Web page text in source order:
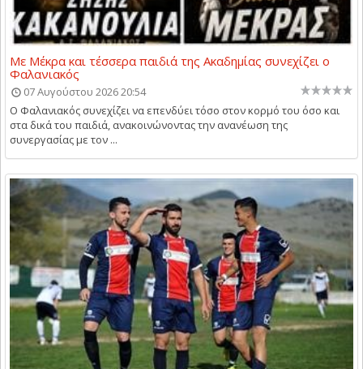
Με Μέκρα και τέσσερα παιδιά της Ακαδημίας συνεχίζει ο
Φαλανιακός
07 Αυγούστου 2026 20:54
Ο Φαλανιακός συνεχίζει να επενδύει τόσο στον κορμό του όσο και
στα δικά του παιδιά, ανακοινώνοντας την ανανέωση της
συνεργασίας με τον ...